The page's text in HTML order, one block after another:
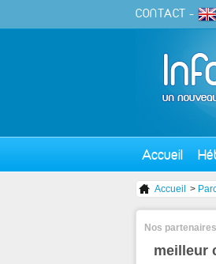
CONTACT -
Accueil
Accueil >
Nos partenaires
meilleur